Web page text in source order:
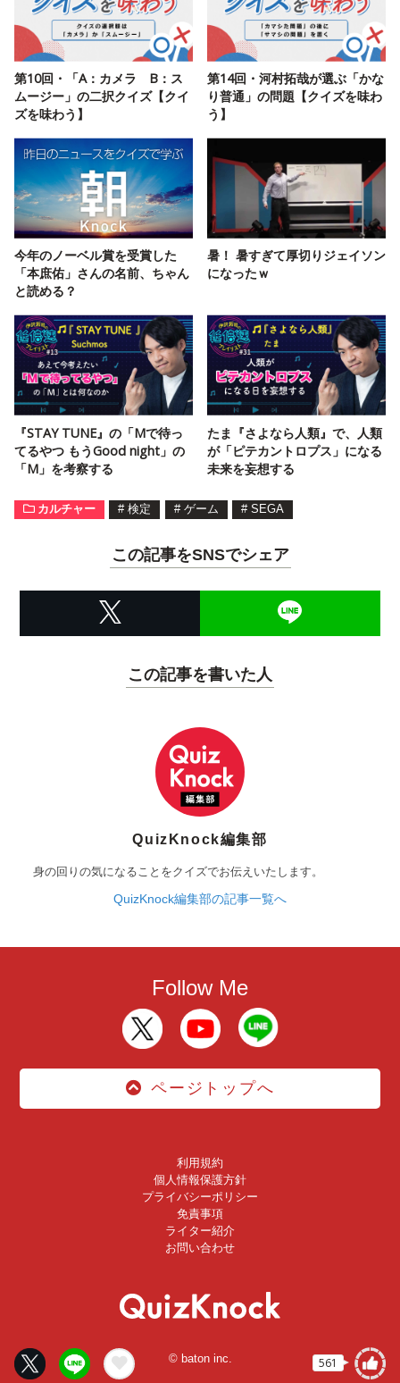
561
第10回・「A：カメラ B：ス
ムージー」の二択クイズ【クイ
ズを味わう】
第14回・河村拓哉が選ぶ「かな
り普通」の問題【クイズを味わ
う】
今年のノーベル賞を受賞した
「本庶佑」さんの名前、ちゃん
と読める？
暑！ 暑すぎて厚切りジェイソン
になったｗ
『STAY TUNE』の「Mで待っ
てるやつ もうGood night」の
「M」を考察する
たま『さよなら人類』で、人類
が「ピテカントロプス」になる
未来を妄想する
カルチャー # 検定 # ゲーム # SEGA
この記事をSNSでシェア
この記事を書いた人
QuizKnock編集部
身の回りの気になることをクイズでお伝えいたします。
QuizKnock編集部の記事一覧へ
Follow Me
ページトップへ
利用規約
個人情報保護方針
プライバシーポリシー
免責事項
ライター紹介
お問い合わせ
© baton inc.